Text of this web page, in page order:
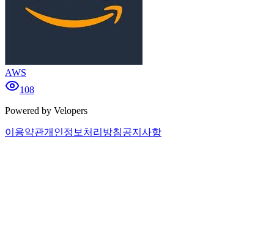
AWS
108
Powered by Velopers
이용약관개인정보처리방침공지사항